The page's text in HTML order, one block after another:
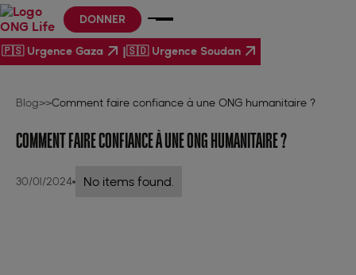
DONNER
Blog>>Comment faire confiance à une ONG humanitaire ?
COMMENT FAIRE CONFIANCE À UNE ONG HUMANITAIRE ?
30/01/2024 No items found.
🇵🇸 Urgence Gaza |🇸🇩 Urgence Soudan